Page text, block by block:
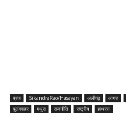
ब्रज SikandraRao/Hasayan अलीगढ़ आगरा
बुलंदशहर
मथुरा राजनीति राष्ट्रीय हाथरस